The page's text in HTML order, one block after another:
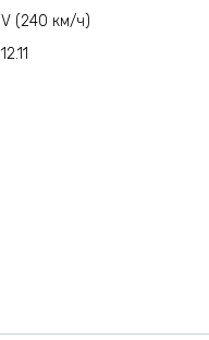
V (240 км/ч)
12.11